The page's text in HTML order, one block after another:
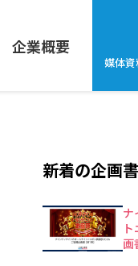
企業概要
媒体
新着の企画書
ナ
画